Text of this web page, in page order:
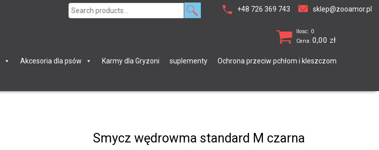
+48 726 369 743 sklep@zooamor.pl
Search
Ilosc: 0
Cena: 0,00 zł
Akcesoria dla psów Karmy dla Gryzoni suplementy Ochrona przeciw pchłom i kleszczom
Smycz wędrowma standard M czarna